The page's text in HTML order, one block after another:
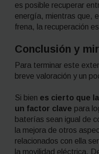
es posible recuperar
energía, mientras que,
frena, la recuperación
Conclusión y
Para terminar este
breve valoración y un
Si bien es cierto que
un factor clave para
baterías sean igual de
la mejora de otros
relacionados con ella
la movilidad eléctrica.